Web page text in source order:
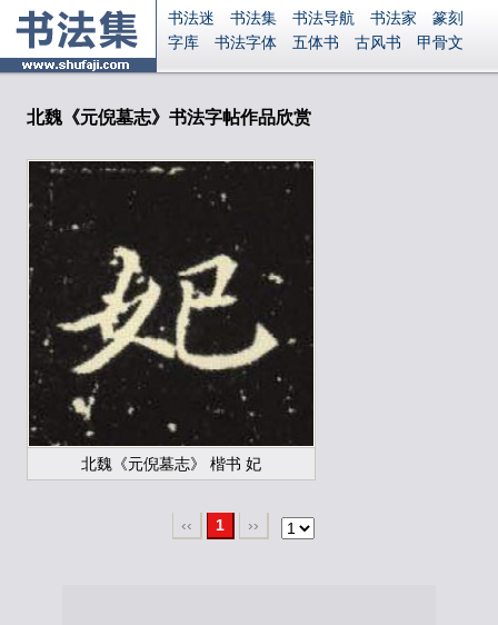
书法迷 书法集 书法导航 书法家
篆刻
字库
书法字体 五体书 古风书
甲骨文
集字
字形 大字 篆刻之家
起名
识字 英语 印章
字体下载
免费字体
P图宝
安全网站
捐赠
北魏《元倪墓志》书法字帖作品欣赏
北魏《元倪墓志》 楷书 妃
‹‹ 1 ››